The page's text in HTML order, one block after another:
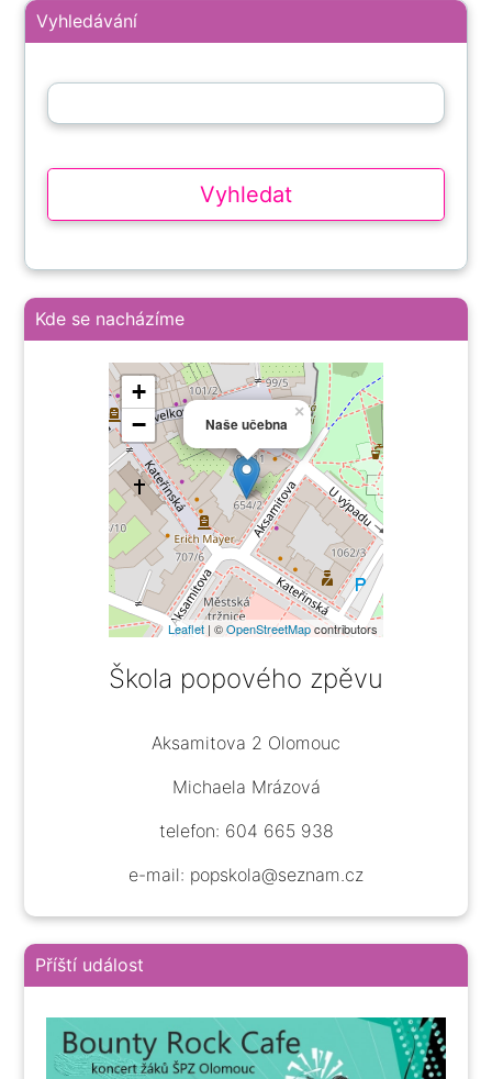
Vyhledávání
Kde se nacházíme
Naše učebna
×
+
−
Leaflet | ©OpenStreetMapcontributors
Škola popového zpěvu
Aksamitova 2 Olomouc
Michaela Mrázová
telefon: 604 665 938
e-mail: popskola@seznam.cz
Příští událost